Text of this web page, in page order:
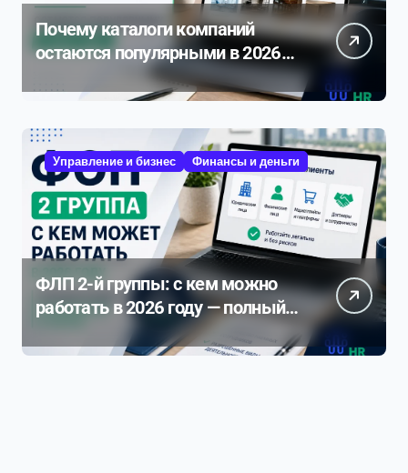
Почему каталоги компаний
остаются популярными в 2026
Управление и бизнес Финансы и деньги
ФЛП 2-й группы: с кем можно
работать в 2026 году — полный
разбор ограничений и рисков